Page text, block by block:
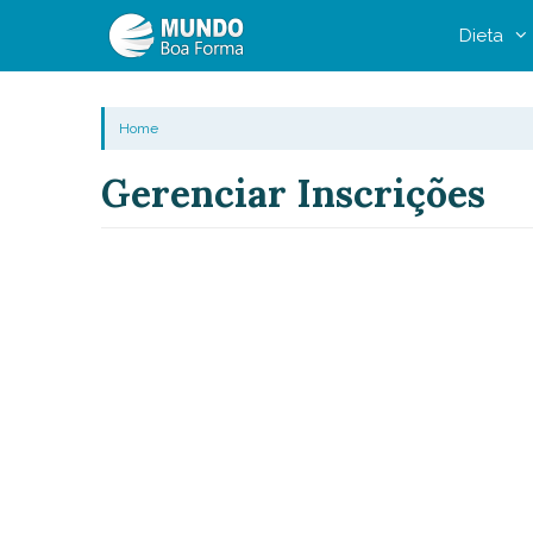
Dieta
Home
Gerenciar Inscrições